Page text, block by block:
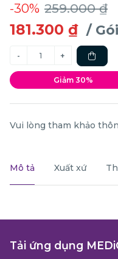
-30% 259.000 ₫
181.300 ₫ / Gói
Giảm 30%
Vui lòng tham khảo
Mô tả Xuất xứ
Tải ứng dụng